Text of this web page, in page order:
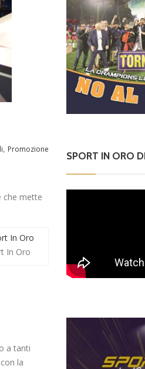
, Promozione
che mette
In Oro
a tanti
la
SPORT IN ORO